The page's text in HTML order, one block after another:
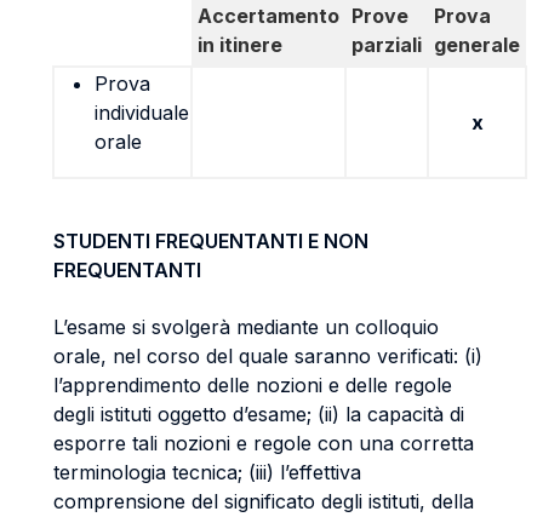
Accertamento
in itinere
Prove
parziali
Prova
generale
Prova
individuale
orale
x
STUDENTI FREQUENTANTI E NON
FREQUENTANTI
L’esame si svolgerà mediante un colloquio
orale, nel corso del quale saranno verificati: (i)
l’apprendimento delle nozioni e delle regole
degli istituti oggetto d’esame; (ii) la capacità di
esporre tali nozioni e regole con una corretta
terminologia tecnica; (iii) l’effettiva
comprensione del significato degli istituti, della